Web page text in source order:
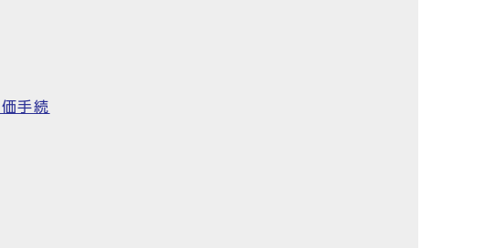
手続